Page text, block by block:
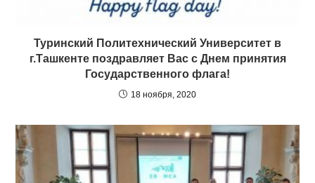
Туринский Политехнический Университет в
г.Ташкенте поздравляет Вас с Днем принятия
Государственного флага!
18 ноября, 2020